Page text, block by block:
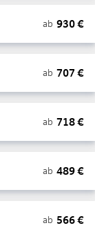
ab 930€
ab 707 €
ab 718€
ab 489€
ab 566€